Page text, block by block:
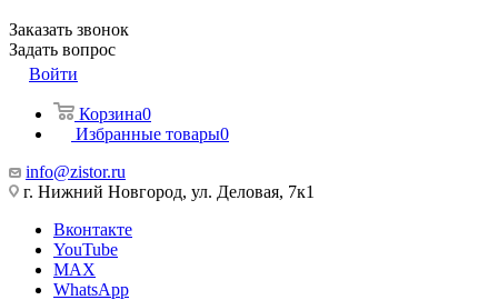
Заказать звонок
Задать вопрос
Войти
Корзина0
Избранные товары0
info@zistor.ru
г. Нижний Новгород, ул. Деловая, 7к1
Вконтакте
YouTube
MAX
WhatsApp